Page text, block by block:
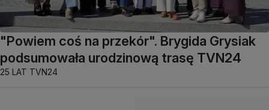
"Powiem coś na przekór". Brygida Grysiak
podsumowała urodzinową trasę TVN24
25 LAT TVN24